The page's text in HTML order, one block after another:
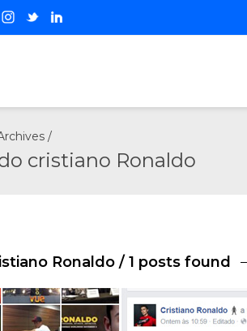
/
cristiano Ronaldo
Ronaldo / 1 posts found